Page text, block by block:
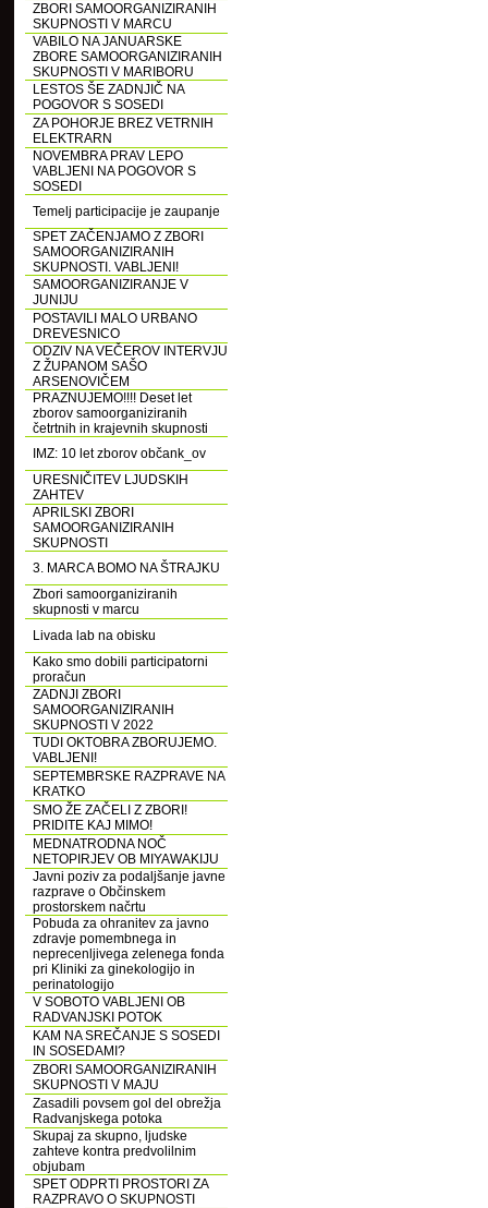
ZBORI SAMOORGANIZIRANIH
SKUPNOSTI V MARCU
VABILO NA JANUARSKE
ZBORE SAMOORGANIZIRANIH
SKUPNOSTI V MARIBORU
LESTOS ŠE ZADNJIČ NA
POGOVOR S SOSEDI
ZA POHORJE BREZ VETRNIH
ELEKTRARN
NOVEMBRA PRAV LEPO
VABLJENI NA POGOVOR S
SOSEDI
Temelj participacije je zaupanje
SPET ZAČENJAMO Z ZBORI
SAMOORGANIZIRANIH
SKUPNOSTI. VABLJENI!
SAMOORGANIZIRANJE V
JUNIJU
POSTAVILI MALO URBANO
DREVESNICO
ODZIV NA VEČEROV INTERVJU
Z ŽUPANOM SAŠO
ARSENOVIČEM
PRAZNUJEMO!!!! Deset let
zborov samoorganiziranih
četrtnih in krajevnih skupnosti
IMZ: 10 let zborov občank_ov
URESNIČITEV LJUDSKIH
ZAHTEV
APRILSKI ZBORI
SAMOORGANIZIRANIH
SKUPNOSTI
3. MARCA BOMO NA ŠTRAJKU
Zbori samoorganiziranih
skupnosti v marcu
Livada lab na obisku
Kako smo dobili participatorni
proračun
ZADNJI ZBORI
SAMOORGANIZIRANIH
SKUPNOSTI V 2022
TUDI OKTOBRA ZBORUJEMO.
VABLJENI!
SEPTEMBRSKE RAZPRAVE NA
KRATKO
SMO ŽE ZAČELI Z ZBORI!
PRIDITE KAJ MIMO!
MEDNATRODNA NOČ
NETOPIRJEV OB MIYAWAKIJU
Javni poziv za podaljšanje javne
razprave o Občinskem
prostorskem načrtu
Pobuda za ohranitev za javno
zdravje pomembnega in
neprecenljivega zelenega fonda
pri Kliniki za ginekologijo in
perinatologijo
V SOBOTO VABLJENI OB
RADVANJSKI POTOK
KAM NA SREČANJE S SOSEDI
IN SOSEDAMI?
ZBORI SAMOORGANIZIRANIH
SKUPNOSTI V MAJU
Zasadili povsem gol del obrežja
Radvanjskega potoka
Skupaj za skupno, ljudske
zahteve kontra predvolilnim
objubam
SPET ODPRTI PROSTORI ZA
RAZPRAVO O SKUPNOSTI